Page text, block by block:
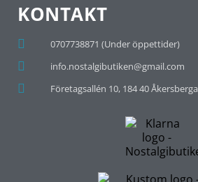
KONTAKT
0707738871 (Under öppettider)
info.nostalgibutiken@gmail.com
Företagsallén 10, 184 40 Åkersberga